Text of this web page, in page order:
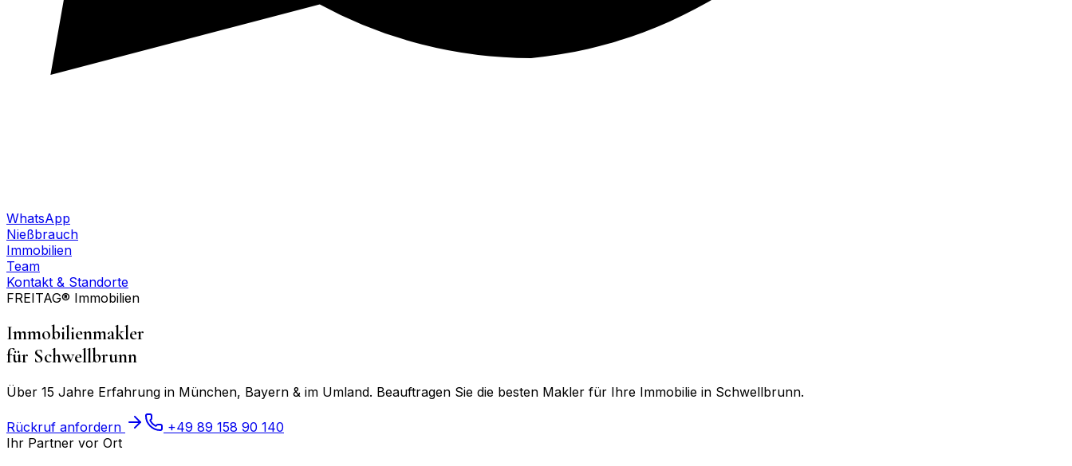
WhatsApp
Nießbrauch
Immobilien
Team
Kontakt & Standorte
FREITAG® Immobilien
Immobilienmakler
für Schwellbrunn
Über 15 Jahre Erfahrung in München, Bayern & im Umland. Beauftragen Sie die besten Makler für Ihre Immobilie in Schwellbrunn.
Rückruf anfordern
+49 89 158 90 140
Ihr Partner vor Ort